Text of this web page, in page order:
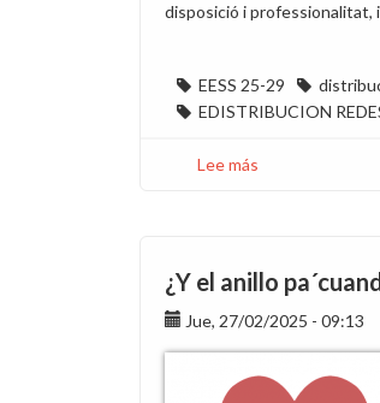
disposició i professionalitat,
EESS 25-29
EDISTRIBUCION
Lee más
eleccions
d’Endesa
Distribución
Eléctrica,
S.L.
¿Y el anillo
Jue, 27/02/2025 - 09:13